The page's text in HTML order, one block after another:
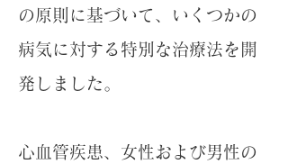
の原則に基づいて、いくつかの
病気に対する特別な治療法を開
発しました。
心血管疾患、女性および男性の